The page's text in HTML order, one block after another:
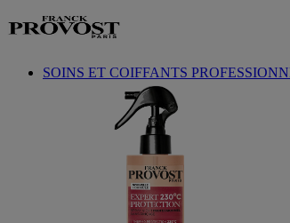
Aller au contenu
SOINS ET COIFFANTS